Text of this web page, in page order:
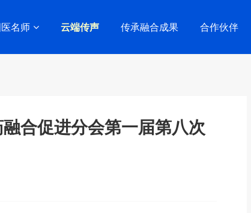
名师 云端传声 传承融合成果 合作伙伴
合促进分会第一届第八次